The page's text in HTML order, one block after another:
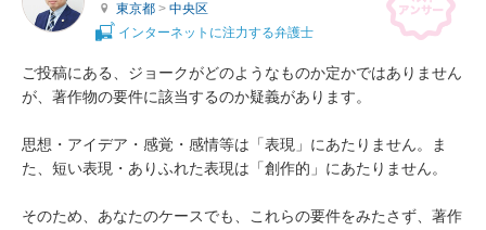
東京都 > 中央区
インターネットに注力する弁護士
ご投稿にある、ジョークがどのようなものか定かではありません
が、著作物の要件に該当するのか疑義があります。
思想・アイデア・感覚・感情等は「表現」にあたりません。ま
た、短い表現・ありふれた表現は「創作的」にあたりません。
そのため、あなたのケースでも、これらの要件をみたさず、著作